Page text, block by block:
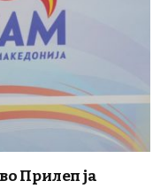
Прилеп ја